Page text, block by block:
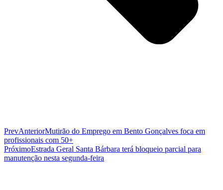
PrevAnteriorMutirão do Emprego em Bento Gonçalves foca em
profissionais com 50+
PróximoEstrada Geral Santa Bárbara terá bloqueio parcial para
manutenção nesta segunda-feira